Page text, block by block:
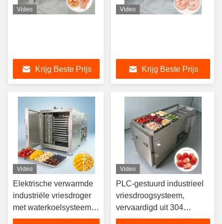
Video
Krijg Beste Prijs
Video
Krijg Beste Prijs
Video
Elektrische verwarmde
industriële vriesdroger
met waterkoelsysteem,
ideaal voor voedsel- en
Video
PLC-gestuurd industrieel
vriesdroogsysteem,
vervaardigd uit 304
roestvrij staal, met een